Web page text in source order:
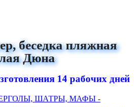
беседка пляжная
Дюна
14 рабочих дней
ШАТРЫ, МАФЫ -